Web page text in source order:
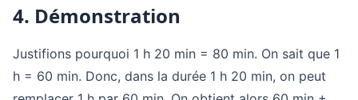
4. Démonstration
Justifions pourquoi 1 h 20 min = 80 min. On sait que 1
h = 60 min. Donc, dans la durée 1 h 20 min, on peut